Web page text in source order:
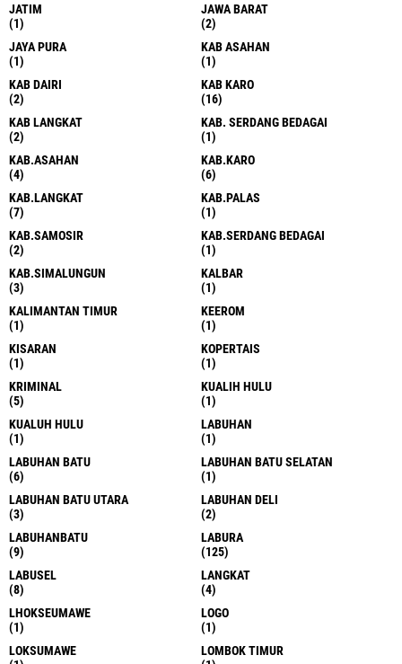
JATIM
(1)
JAWA BARAT
(2)
JAYA PURA
(1)
KAB ASAHAN
(1)
KAB DAIRI
(2)
KAB KARO
(16)
KAB LANGKAT
(2)
KAB. SERDANG BEDAGAI
(1)
KAB.ASAHAN
(4)
KAB.KARO
(6)
KAB.LANGKAT
(7)
KAB.PALAS
(1)
KAB.SAMOSIR
(2)
KAB.SERDANG BEDAGAI
(1)
KAB.SIMALUNGUN
(3)
KALBAR
(1)
KALIMANTAN TIMUR
(1)
KEEROM
(1)
KISARAN
(1)
KOPERTAIS
(1)
KRIMINAL
(5)
KUALIH HULU
(1)
KUALUH HULU
(1)
LABUHAN
(1)
LABUHAN BATU
(6)
LABUHAN BATU SELATAN
(1)
LABUHAN BATU UTARA
(3)
LABUHAN DELI
(2)
LABUHANBATU
(9)
LABURA
(125)
LABUSEL
(8)
LANGKAT
(4)
LHOKSEUMAWE
(1)
LOGO
(1)
LOKSUMAWE
LOMBOK TIMUR